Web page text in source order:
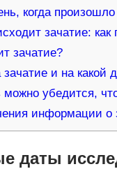
когда
зачатие:
зачатие?
зачатие и на
можно убедится,
информации о
даты